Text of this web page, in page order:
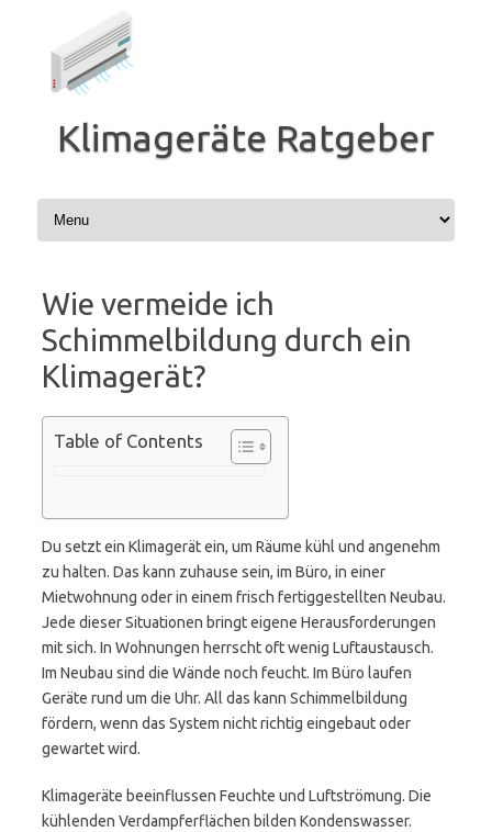
Klimageräte Ratgeber
Wie vermeide ich
Schimmelbildung durch ein
Klimagerät?
Table of Contents
Du setzt ein Klimagerät ein, um Räume kühl und angenehm
zu halten. Das kann zuhause sein, im Büro, in einer
Mietwohnung oder in einem frisch fertiggestellten Neubau.
Jede dieser Situationen bringt eigene Herausforderungen
mit sich. In Wohnungen herrscht oft wenig Luftaustausch.
Im Neubau sind die Wände noch feucht. Im Büro laufen
Geräte rund um die Uhr. All das kann Schimmelbildung
fördern, wenn das System nicht richtig eingebaut oder
gewartet wird.
Klimageräte beeinflussen Feuchte und Luftströmung. Die
kühlenden Verdampferflächen bilden Kondenswasser.